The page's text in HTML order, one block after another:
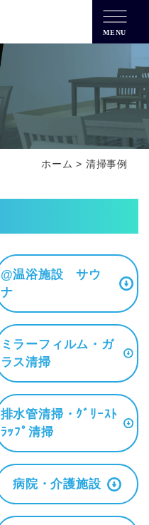
MENU
ホーム > 清掃事例
@温浴施設 サウ
ナ
ミラーフィルム・ガ
ラス清掃
排水管清掃・ｸﾞﾘｰｽﾄ
ﾗｯﾌﾟ清掃
病院・介護施設